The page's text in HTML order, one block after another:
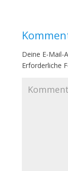
Deine E-Mail-
Erforderliche